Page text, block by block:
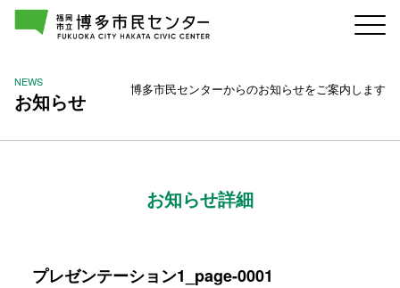
NEWS
お知らせ 博多市民センターからのお知らせをご案内します
お知らせ詳細
プレゼンテーション1_page-0001